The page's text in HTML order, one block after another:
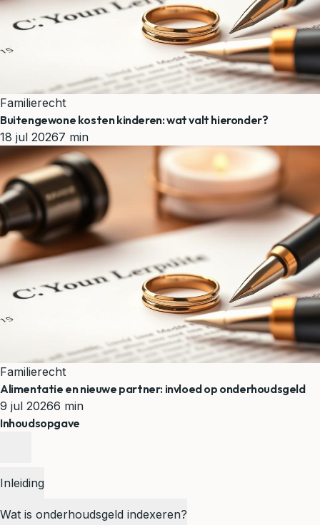
Familierecht
Buitengewone kosten kinderen: wat valt hieronder?
18 jul 20267 min
Familierecht
Alimentatie en nieuwe partner: invloed op onderhoudsgeld
9 jul 20266 min
Inhoudsopgave
Inleiding
Wat is onderhoudsgeld indexeren?